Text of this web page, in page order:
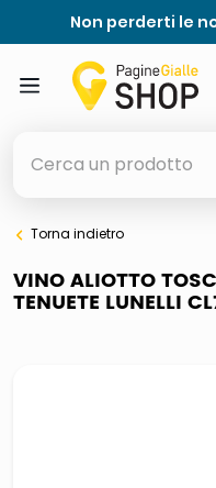
Non perderti le
elenchi telefonici
meme
Torna indietro
VINO ALIOTTO
TENUETE LUNELLI